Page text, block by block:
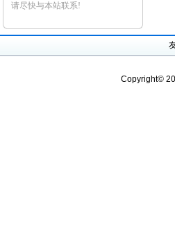
请尽快与本站联系!
Copyright©